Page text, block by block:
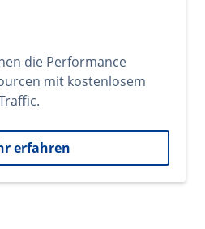
die Performance
mit kostenlosem
erfahren